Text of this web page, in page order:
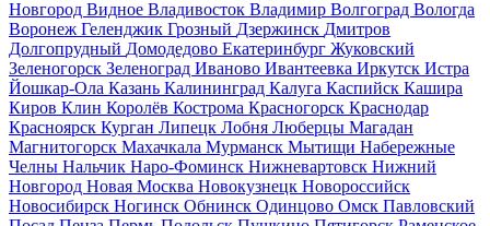
Новгород Видное Владивосток Владимир Волгоград Вологда
Воронеж Геленджик Грозный Дзержинск Дмитров
Долгопрудный Домодедово Екатеринбург Жуковский
Зеленогорск Зеленоград Иваново Ивантеевка Иркутск Истра
Йошкар-Ола Казань Калининград Калуга Каспийск Кашира
Киров Клин Королёв Кострома Красногорск Краснодар
Красноярск Курган Липецк Лобня Люберцы Магадан
Магнитогорск Махачкала Мурманск Мытищи Набережные
Челны Нальчик Наро-Фоминск Нижневартовск Нижний
Новгород Новая Москва Новокузнецк Новороссийск
Новосибирск Ногинск Обнинск Одинцово Омск Павловский